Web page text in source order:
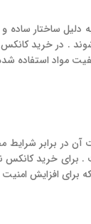
ساختار
. در خرید کانکس
مواد
در برابر شرایط
خرید کانکس
افزایش